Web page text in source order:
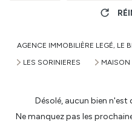
AGENCE IMMOBILIÈRE LEGÉ, LE
LES SORINIERES
MAISON
Désolé, aucun bien
Ne manquez pas les